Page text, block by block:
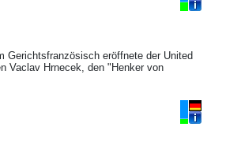
eröffnete der United
Vaclav Hrnecek, den "Henker von